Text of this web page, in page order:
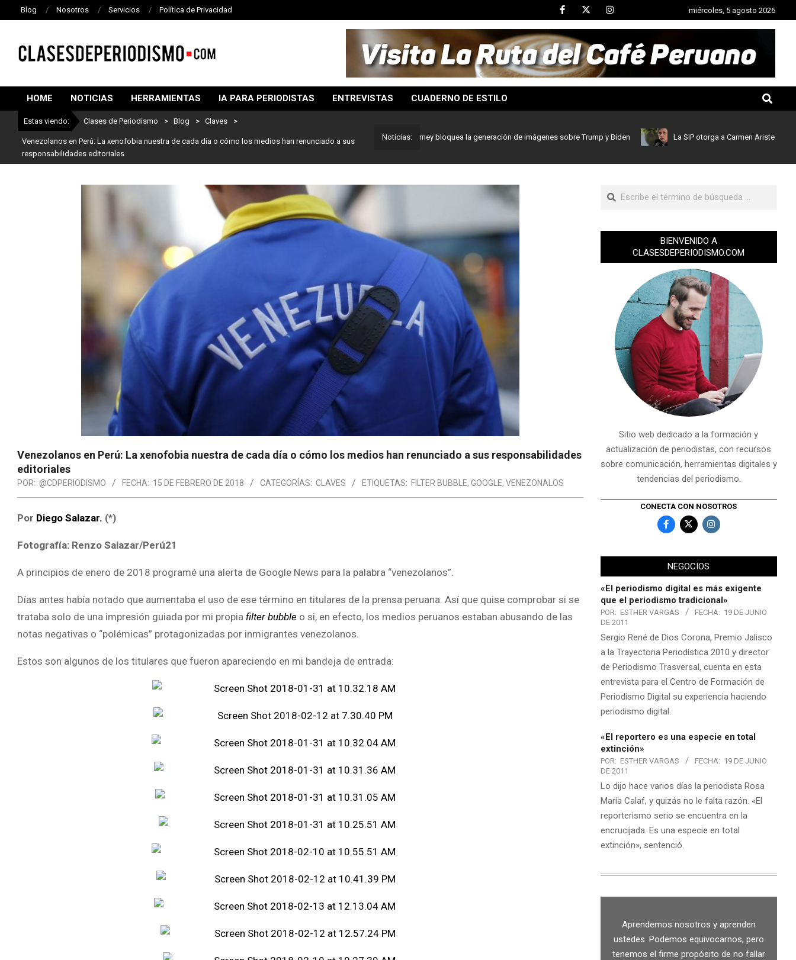
Blog Nosotros Servicios Política de Privacidad miércoles, 5 agosto 2026
DE
PERIODISMO
HOME NOTICIAS HERRAMIENTAS IA PARA PERIODISTAS ENTREVISTAS CUADERNO DE ESTILO
Estas viendo: Clases de Periodismo > Blog > Claves >
Venezolanos en Perú: La xenofobia nuestra de cada día o cómo los medios han renunciado a sus
responsabilidades editoriales
Noticias:
Sistema de IA Midjourney bloquea la generación de imágenes sobre Trump y Biden La SIP otorga a Carmen Aristegui el Gran
Venezolanos en Perú: La xenofobia nuestra de cada día o cómo los medios han renunciado a sus responsabilidades
editoriales
POR: @CDPERIODISMO FECHA: 15 DE FEBRERO DE 2018 CATEGORÍAS: CLAVES ETIQUETAS: FILTER BUBBLE, GOOGLE, VENEZONALOS
Por Diego Salazar. (*)
Fotografía: Renzo Salazar/Perú21
A principios de enero de 2018 programé una alerta de Google News para la palabra “venezolanos”.
Días antes había notado que aumentaba el uso de ese término en titulares de la prensa peruana. Así que quise comprobar si se
trataba solo de una impresión guiada por mi propia filter bubble o si, en efecto, los medios peruanos estaban abusando de las
notas negativas o “polémicas” protagonizadas por inmigrantes venezolanos.
Estos son algunos de los titulares que fueron apareciendo en mi bandeja de entrada:
BIENVENIDO A
CLASESDEPERIODISMO.COM
Sitio web dedicado a la formación y
actualización de periodistas, con recursos
sobre comunicación, herramientas digitales y
tendencias del periodismo.
CONECTA CON NOSOTROS
NEGOCIOS
«El periodismo digital es más exigente
que el periodismo tradicional»
POR: ESTHER VARGAS FECHA: 19 DE JUNIO
DE 2011
Sergio René de Dios Corona, Premio Jalisco
a la Trayectoria Periodística 2010 y director
de Periodismo Trasversal, cuenta en esta
entrevista para el Centro de Formación de
Periodismo Digital su experiencia haciendo
periodismo digital.
«El reportero es una especie en total
extinción»
POR: ESTHER VARGAS FECHA: 19 DE JUNIO
DE 2011
Lo dijo hace varios días la periodista Rosa
María Calaf, y quizás no le falta razón. «El
reporterismo serio se encuentra en la
encrucijada. Es una especie en total
extinción», sentenció.
Aprendemos nosotros y aprenden
ustedes. Podemos equivocarnos, pero
tenemos el firme propósito de no fallar